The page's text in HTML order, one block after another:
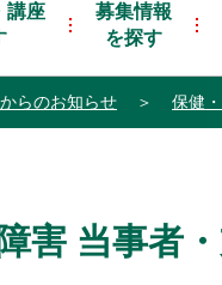
講座
募集情報
を探す
らのお知らせ ＞ 保健
害 当事者